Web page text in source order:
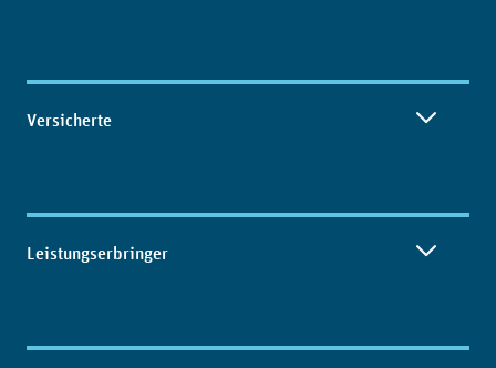
Versicherte
Leistungserbringer